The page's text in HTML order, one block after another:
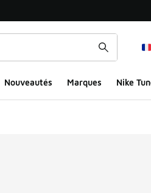
Nouveautés Marques Nike